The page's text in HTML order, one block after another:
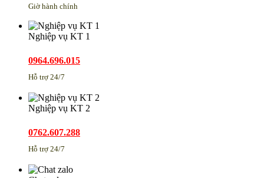
Giờ hành chính
Nghiệp vụ KT 1
0964.696.015
Hỗ trợ 24/7
Nghiệp vụ KT 2
0762.607.288
Hỗ trợ 24/7